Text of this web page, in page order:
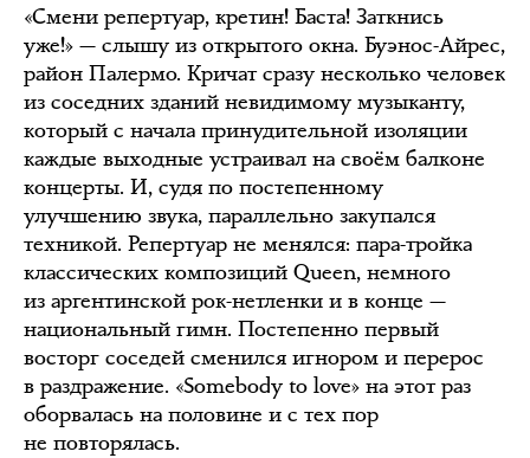
«Смени репертуар, кретин! Баста! Заткнись
уже!» — слышу из открытого окна. Буэнос-Айрес,
район Палермо. Кричат сразу несколько человек
из соседних зданий невидимому музыканту,
который с начала принудительной изоляции
каждые выходные устраивал на своём балконе
концерты. И, судя по постепенному
улучшению звука, параллельно закупался
техникой. Репертуар не менялся: пара-тройка
классических композиций Queen, немного
из аргентинской рок-нетленки и в конце —
национальный гимн. Постепенно первый
восторг соседей сменился игнором и перерос
в раздражение. «Somebody to love» на этот раз
оборвалась на половине и с тех пор
не повторялась.